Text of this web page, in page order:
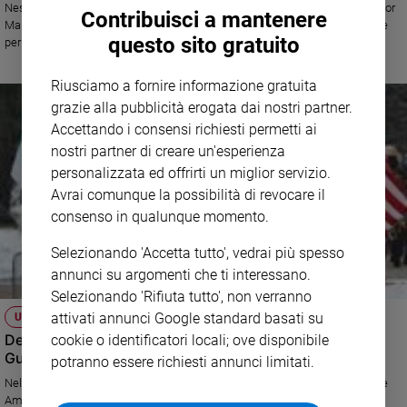
Sanremo
2026
Tv
streaming
Libri
Musica
Arte
Famiglia
ed
Genitori
e
Nonni
Coppia
Scuola
Nessuna autorizzazione al culto. Il vescovo di Civita Castellana, monsignor
Marco Salvi, che si è insediato da un mese, ha istituito una commissione
per indagare sulla presunta veggente. E intanto i residenti...
USA
Des Plaines, Illinois: al galoppo dalla Virgen de
Guadalkupe
Nel santuario statunitense, in occasione della festa della protettrice delle
Americhe, la Cabalgata, originale pellegrinaggio a cavallo promosso dal
Contribuisci a mantenere
questo sito gratuito
Riusciamo a fornire informazione gratuita
grazie alla pubblicità erogata dai nostri partner.
Accettando i consensi richiesti permetti ai
nostri partner di creare un'esperienza
personalizzata ed offrirti un miglior servizio.
Avrai comunque la possibilità di revocare il
consenso in qualunque momento.
Selezionando 'Accetta tutto', vedrai più spesso
annunci su argomenti che ti interessano.
Selezionando 'Rifiuta tutto', non verranno
attivati annunci Google standard basati su
cookie o identificatori locali; ove disponibile
potranno essere richiesti annunci limitati.